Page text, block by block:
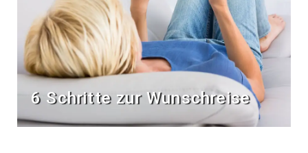
6 Schritte zur Wunschreise